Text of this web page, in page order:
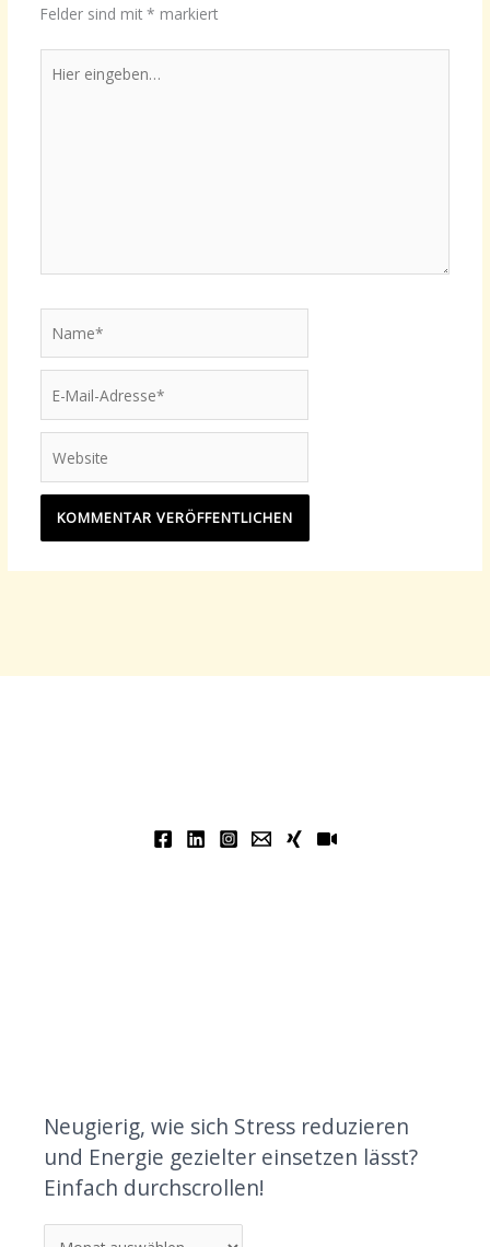
Felder sind mit * markiert
eingeben…
Mail-
Adresse*
Neugierig, wie sich Stress reduzieren
und Energie gezielter einsetzen lässt?
Einfach durchscrollen!